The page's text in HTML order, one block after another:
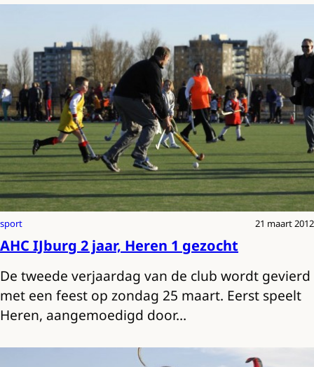
sport 21 maart 2012
AHC IJburg 2 jaar, Heren 1 gezocht
De tweede verjaardag van de club wordt gevierd
met een feest op zondag 25 maart. Eerst speelt
Heren, aangemoedigd door…